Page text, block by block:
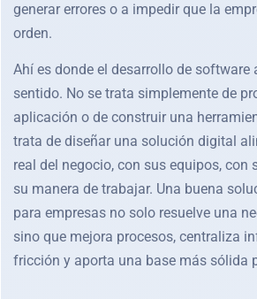
generar errores o a impedir que la
orden.
Ahí es donde el desarrollo de software
sentido. No se trata simplemente de
aplicación o de construir una
trata de diseñar una solución digital
real del negocio, con sus equipos, con
su manera de trabajar. Una buena
para empresas no solo resuelve una
sino que mejora procesos, centraliza
fricción y aporta una base más sólida